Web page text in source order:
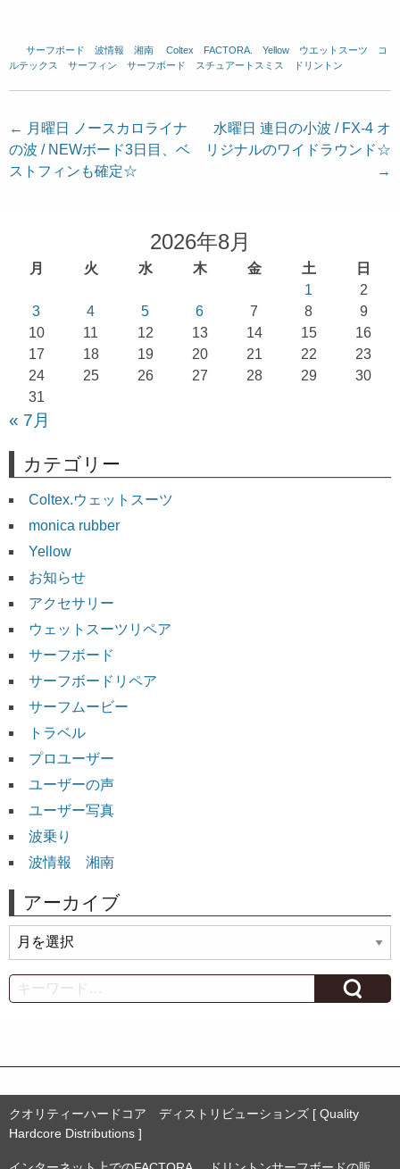
サーフボード 波情報 湘南 Coltex FACTORA. Yellow ウエットスーツ
コ
ルテックス
サーフィン サーフボード スチュアートスミス ドリントン
投
稿
ナ
← 月曜日 ノースカロライナ
の波 / NEWボード3日目、ベ
ストフィンも確定☆
水曜日 連日の小波 / FX-4 オ
リジナルのワイドラウンド☆
→
2026年8月
月 火 水 木 金 土
日
1
2
3
4 5 6 7 8
9
10
11 12 13 14 15
16
17
18 19 20 21 22
23
24
25 26 27 28 29
30
31
« 7月
カテゴリー
Coltex.ウェットスーツ
monica rubber
Yellow
お知らせ
アクセサリー
ウェットスーツリペア
サーフボード
サーフボードリペア
サーフムービー
トラベル
プロユーザー
ユーザーの声
ユーザー写真
波乗り
波情報 湘南
アーカイブ
ー
カ
イ
Search
クオリティーハードコア ディストリビューションズ [ Quality
Hardcore Distributions ]